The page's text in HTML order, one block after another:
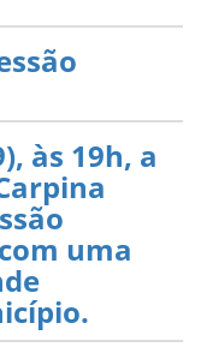
às 19h, a
uma